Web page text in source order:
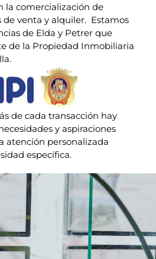
la comercialización de
de venta y alquiler. Estamos
de Elda y Petrer que
de la Propiedad Inmobiliaria
de cada transacción hay
y aspiraciones
atención personalizada
específica.